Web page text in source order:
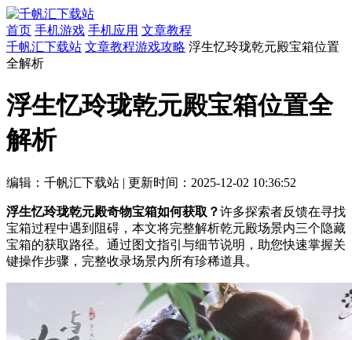
首页 手机游戏 手机应用 文章教程
千帆汇下载站 文章教程游戏攻略 浮生忆玲珑乾元殿宝箱位置
全解析
浮生忆玲珑乾元殿宝箱位置全
解析
编辑：千帆汇下载站 | 更新时间：2025-12-02 10:36:52
浮生忆玲珑乾元殿奇物宝箱如何获取？许多探索者反馈在寻找
宝箱过程中遇到阻碍，本文将完整解析乾元殿场景内三个隐藏
宝箱的获取路径。通过图文指引与细节说明，助您快速掌握关
键操作步骤，完整收录场景内所有珍稀道具。